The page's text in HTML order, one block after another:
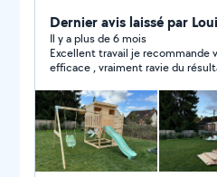
Dernier avis laissé par
Il y a plus de 6 mois
Excellent travail je
efficace , vraiment ravie du